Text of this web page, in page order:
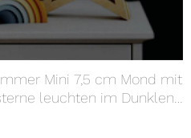
Mini 7,5 cm Mond mit
leuchten im Dunklen